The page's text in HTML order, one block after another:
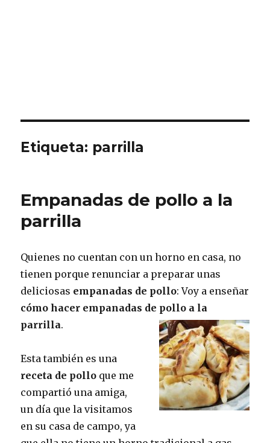
Etiqueta: parrilla
Empanadas de pollo a la
parrilla
Quienes no cuentan con un horno en casa, no
tienen porque renunciar a preparar unas
deliciosas empanadas de pollo: Voy a enseñar
cómo hacer empanadas de pollo a la
parrilla.
Esta también es una
receta de pollo que me
compartió una amiga,
un día que la visitamos
en su casa de campo, ya